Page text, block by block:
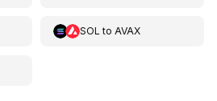
SOL to AVAX